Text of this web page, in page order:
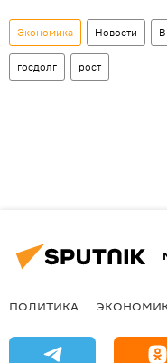
Экономика Новости
госдолг рост
ПОЛИТИКА